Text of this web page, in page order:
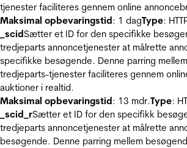
tjenester faciliteres gennem online
Maksimal opbevaringstid: 1 dagType:
_scidSætter et ID for den specifikke
tredjeparts annoncetjenester at målrette
specifikke besøgende. Denne parring
tredjeparts-tjenester faciliteres gennem
auktioner i realtid.
Maksimal opbevaringstid: 13 mdr.Type:
_scid_rSætter et ID for den specifikk
tredjeparts annoncetjenester at målrette
besøgende. Denne parring mellem